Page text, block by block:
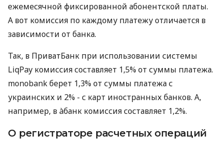
ежемесячной фиксированной абонентской платы.
А вот комиссия по каждому платежу отличается в
зависимости от банка.
Так, в ПриватБанк при использовании системы
LiqPay комиссия составляет 1,5% от суммы платежа.
monobank берет 1,3% от суммы платежа с
украинских и 2% - с карт иностранных банков. А,
например, в àбанк комиссия составляет 1,2%.
О регистраторе расчетных операций